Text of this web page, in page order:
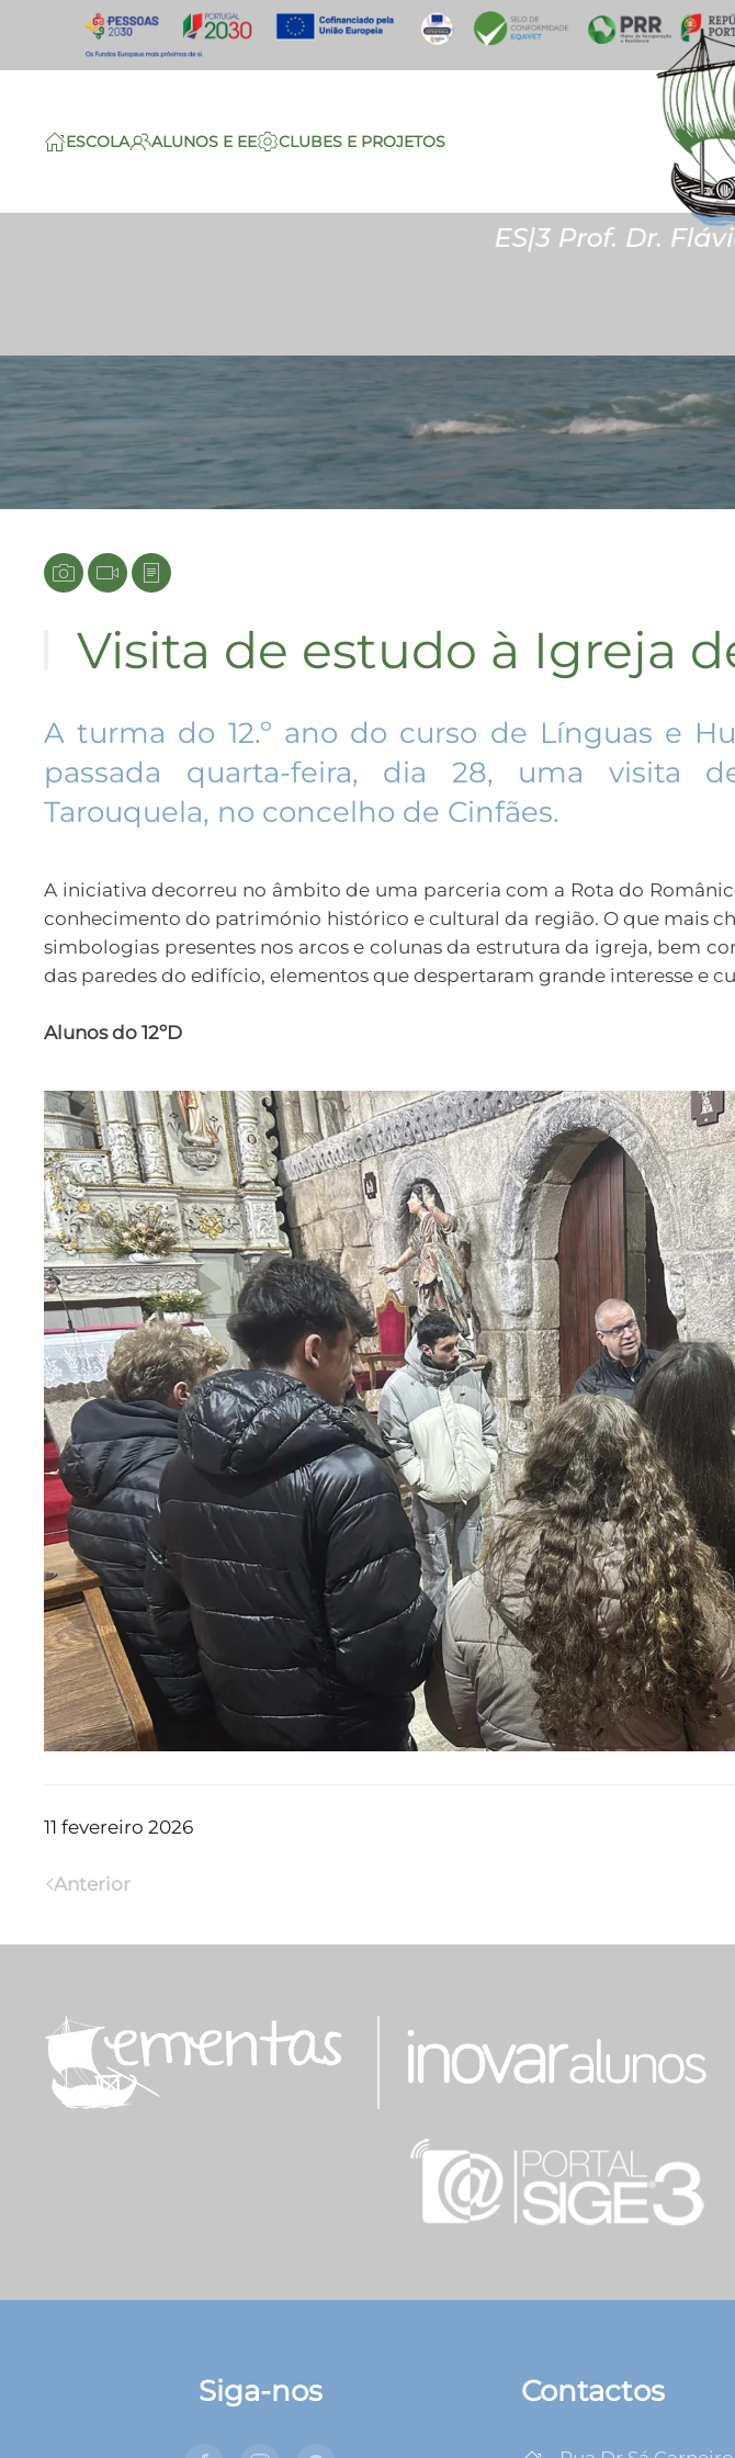
Saltar para o conteúdo principal
ESCOLA ALUNOS E EE CLUBES E PROJETOS
Visita de estudo à Igreja
A turma do 12.º ano do curso de Línguas e
passada quarta-feira, dia 28, uma visita
Tarouquela, no concelho de Cinfães.
A iniciativa decorreu no âmbito de uma parceria com a Rota do
conhecimento do património histórico e cultural da região. O que mais
simbologias presentes nos arcos e colunas da estrutura da igreja, bem
das paredes do edifício, elementos que despertaram grande interesse e
Alunos do 12ºD
11 fevereiro 2026
Anterior
Siga-nos Contactos